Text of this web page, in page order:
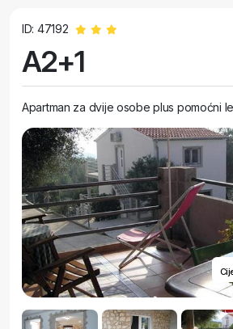
ID: 47192
A2+1
Apartman za dvije osobe plus pomoćni